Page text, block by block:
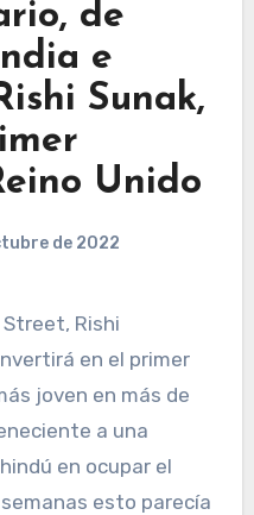
de
e
Sunak,
Unido
de 2022
en el primer
joven en más de
a una
en ocupar el
esto parecía